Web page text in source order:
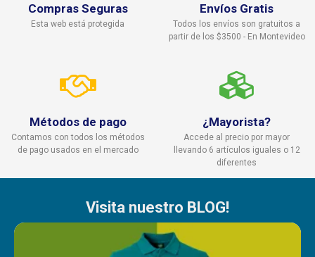
Compras Seguras
Esta web está protegida
Envíos Gratis
Todos los envíos son gratuitos a
partir de los $3500 - En Montevideo
Métodos de pago
Contamos con todos los métodos
de pago usados en el mercado
¿Mayorista?
Accede al precio por mayor
llevando 6 artículos iguales o 12
diferentes
Visita nuestro BLOG!